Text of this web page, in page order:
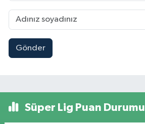
Gönder
Süper Lig Puan Durumu